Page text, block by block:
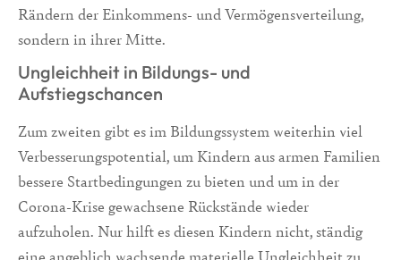
Rändern der Einkommens- und Vermögensverteilung,
sondern in ihrer Mitte.
Ungleichheit in Bildungs- und
Aufstiegschancen
Zum zweiten gibt es im Bildungssystem weiterhin viel
Verbesserungspotential, um Kindern aus armen Familien
bessere Startbedingungen zu bieten und um in der
Corona-Krise gewachsene Rückstände wieder
aufzuholen. Nur hilft es diesen Kindern nicht, ständig
eine angeblich wachsende materielle Ungleichheit zu